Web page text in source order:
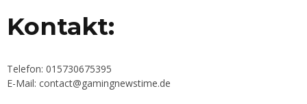
Kontakt:
Telefon: 015730675395
E-Mail: contact@gamingnewstime.de